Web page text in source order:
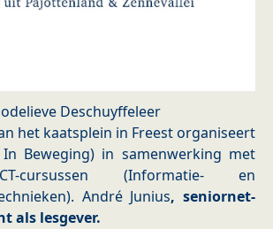
Deschuyffeleer
het kaatsplein in Freest organiseert
In Beweging) in samenwerking met
cursussen (Informatie- en
André Junius,seniornet-
als lesgever.